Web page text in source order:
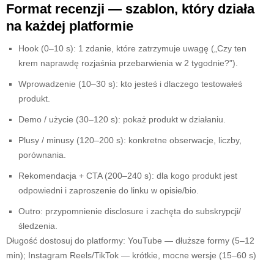
Format recenzji — szablon, który działa
na każdej platformie
Hook (0–10 s): 1 zdanie, które zatrzymuje uwagę („Czy ten
krem naprawdę rozjaśnia przebarwienia w 2 tygodnie?”).
Wprowadzenie (10–30 s): kto jesteś i dlaczego testowałeś
produkt.
Demo / użycie (30–120 s): pokaż produkt w działaniu.
Plusy / minusy (120–200 s): konkretne obserwacje, liczby,
porównania.
Rekomendacja + CTA (200–240 s): dla kogo produkt jest
odpowiedni i zaproszenie do linku w opisie/bio.
Outro: przypomnienie disclosure i zachęta do subskrypcji/
śledzenia.
Długość dostosuj do platformy: YouTube — dłuższe formy (5–12
min); Instagram Reels/TikTok — krótkie, mocne wersje (15–60 s)